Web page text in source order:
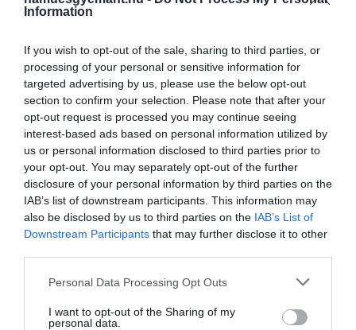
Information
If you wish to opt-out of the sale, sharing to third parties, or
processing of your personal or sensitive information for
targeted advertising by us, please use the below opt-out
section to confirm your selection. Please note that after your
opt-out request is processed you may continue seeing
interest-based ads based on personal information utilized by
us or personal information disclosed to third parties prior to
your opt-out. You may separately opt-out of the further
disclosure of your personal information by third parties on the
IAB’s list of downstream participants. This information may
also be disclosed by us to third parties on the IAB’s List of
Downstream Participants that may further disclose it to other
Please note that this website/app uses one or more Google
not limited to your visit or usage behaviour. You may click to
Personal Data Processing Opt Outs
I want to opt-out of the Sharing of my
personal data.
gyertek ide!
Olvasd el ezt is!Kamilla királyné egyedül utazott el −
mi lehet az oka, hogy otthon hagyta Károlyt?